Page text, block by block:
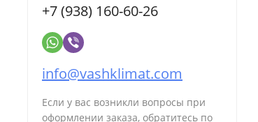
+7 (938) 160-60-26
info@vashklimat.com
Если у вас возникли вопросы при
оформлении заказа, обратитесь по